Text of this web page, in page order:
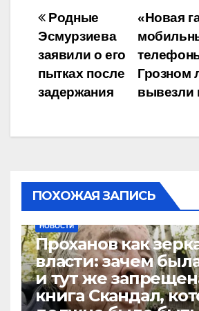
Навигация
по
записям
«Новая
Грозном
Родные
Эсмурзиева
заявили о его
пытках после
задержания
ПОХОЖАЯ ЗАПИСЬ
НОВОСТИ
Проханов как
власти: зачем
и тут же
книга Скандал,